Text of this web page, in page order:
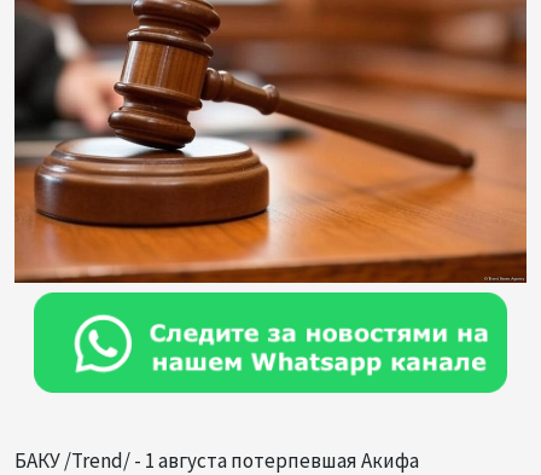
БАКУ /Trend/ - 1 августа потерпевшая Акифа